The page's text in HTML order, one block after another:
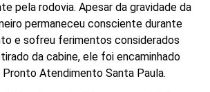
pela rodovia. Apesar da gravidade da
permaneceu consciente durante
e sofreu ferimentos considerados
da cabine, ele foi encaminhado
Pronto Atendimento Santa Paula.